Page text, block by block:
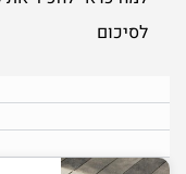
לסיכום